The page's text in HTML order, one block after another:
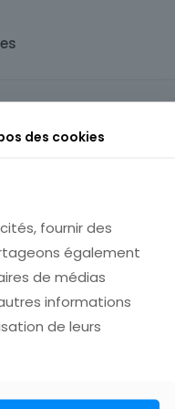
91 Essonne
des cookies
fournir des
également
de médias
informations
de leurs